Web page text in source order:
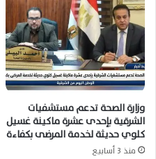
وزارة الصحة تدعم مستشفيات
الشرقية بإحدى عشرة ماكينة غسيل
كلوي حديثة لخدمة المرضى بكفاءة
منذ 3 أسابيع